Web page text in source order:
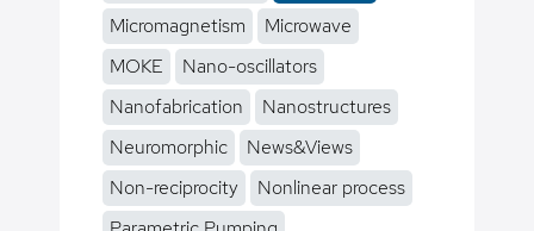
Micromagnetism
Microwave
MOKE
Nano-oscillators
Nanofabrication
Nanostructures
Neuromorphic
News&Views
Non-reciprocity
Nonlinear process